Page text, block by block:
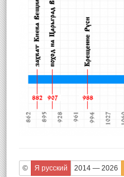
© Я русский 2014 — 2026